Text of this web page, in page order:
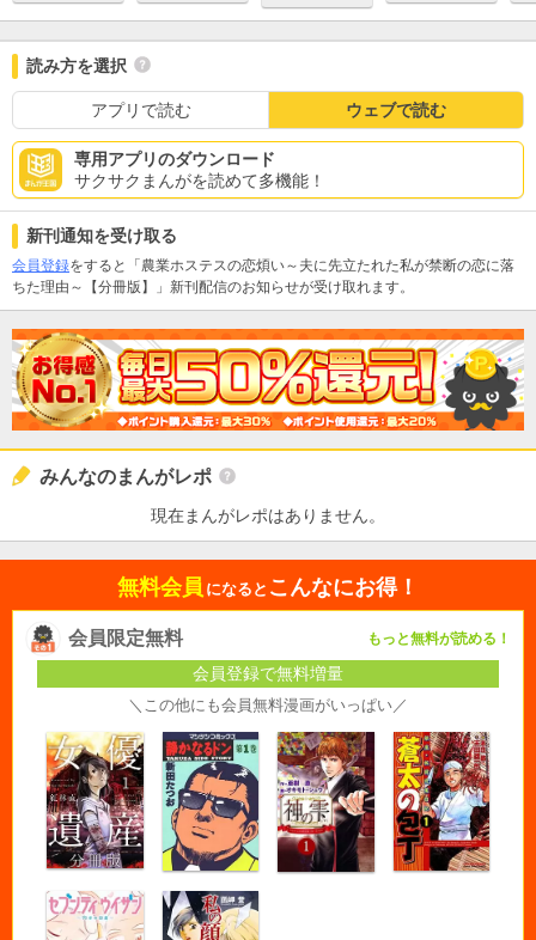
読み方を選択
アプリで読む ウェブで読む
専用アプリのダウンロード
サクサクまんがを読めて多機能！
新刊通知を受け取る
会員登録をすると「農業ホステスの恋煩い～夫に先立たれた私が禁断の恋に落
ちた理由～【分冊版】」新刊配信のお知らせが受け取れます。
みんなのまんがレポ
現在まんがレポはありません。
無料会員 になると こんなにお得！
会員限定無料 もっと無料が読める！
会員登録で無料増量
＼この他にも会員無料漫画がいっぱい／